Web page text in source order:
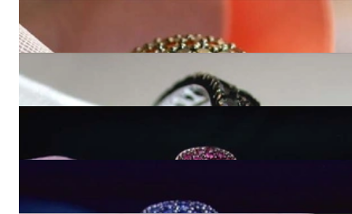
5.290,00 €
Schlichter schwarze Diamanten Ring
4.980,00 €
4.750,00 €
4.460,00 €